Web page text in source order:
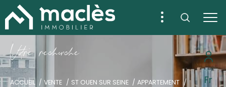
Fr
Vore recece
ACCUEIL VENTE ST OUEN SUR SEINE
APPARTEMENT